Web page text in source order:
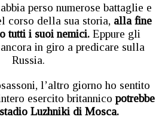
perso numerose battaglie e
corso della sua storia, alla fine
tutti i suoi nemici. Eppure gli
in giro a predicare sulla
Russia.
l’altro giorno ho sentito
esercito britannico potrebbe
Luzhniki di Mosca.